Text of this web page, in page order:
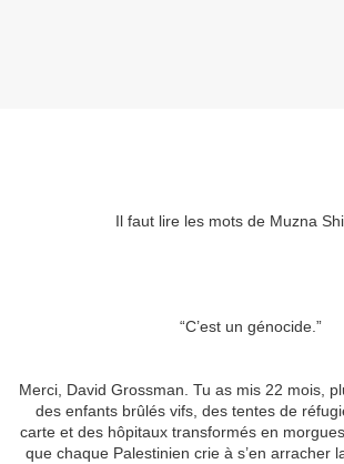
Il faut lire les mots de Muzna
“C’est un génocide.”
Merci, David Grossman. Tu as mis 22 mois,
des enfants brûlés vifs, des tentes de
carte et des hôpitaux transformés en
que chaque Palestinien crie à s’en arracher